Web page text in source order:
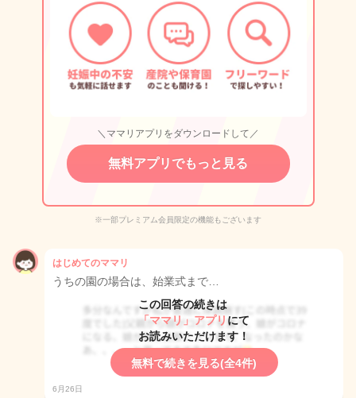
＼ママリアプリをダウンロードして／
無料アプリでもっと見る
※一部プレミアム会員限定の機能もございます
はじめてのママリ
うちの園の場合は、始業式まで…
この回答の続きは
「ママリ」アプリ にて
お読みいただけます！
無料で続きを見る(全4件)
6月26日